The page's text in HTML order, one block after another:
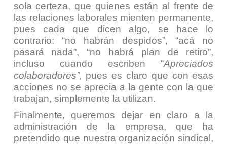
sola certeza, que quienes están al frente de
las relaciones laborales mienten permanente,
pues cada que dicen algo, se hace lo
contrario: “no habrán despidos”, “acá no
pasará nada”, “no habrá plan de retiro”,
incluso cuando escriben “Apreciados
colaboradores”, pues es claro que con esas
acciones no se aprecia a la gente con la que
trabajan, simplemente la utilizan.
Finalmente, queremos dejar en claro a la
administración de la empresa, que ha
pretendido que nuestra organización sindical,